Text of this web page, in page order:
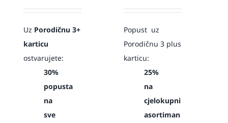
Uz Porodičnu 3+
karticu
ostvarujete:
30%
popusta
na
sve
Popust uz
Porodičnu 3 plus
karticu:
25%
na
cjelokupni
asortiman